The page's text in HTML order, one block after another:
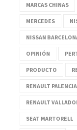
MARCAS CHINAS
MERCEDES
NISSAN
OPINIÓN
PRODUCTO
RENAULT PALENCIA
RENAULT
SEAT MARTORELL